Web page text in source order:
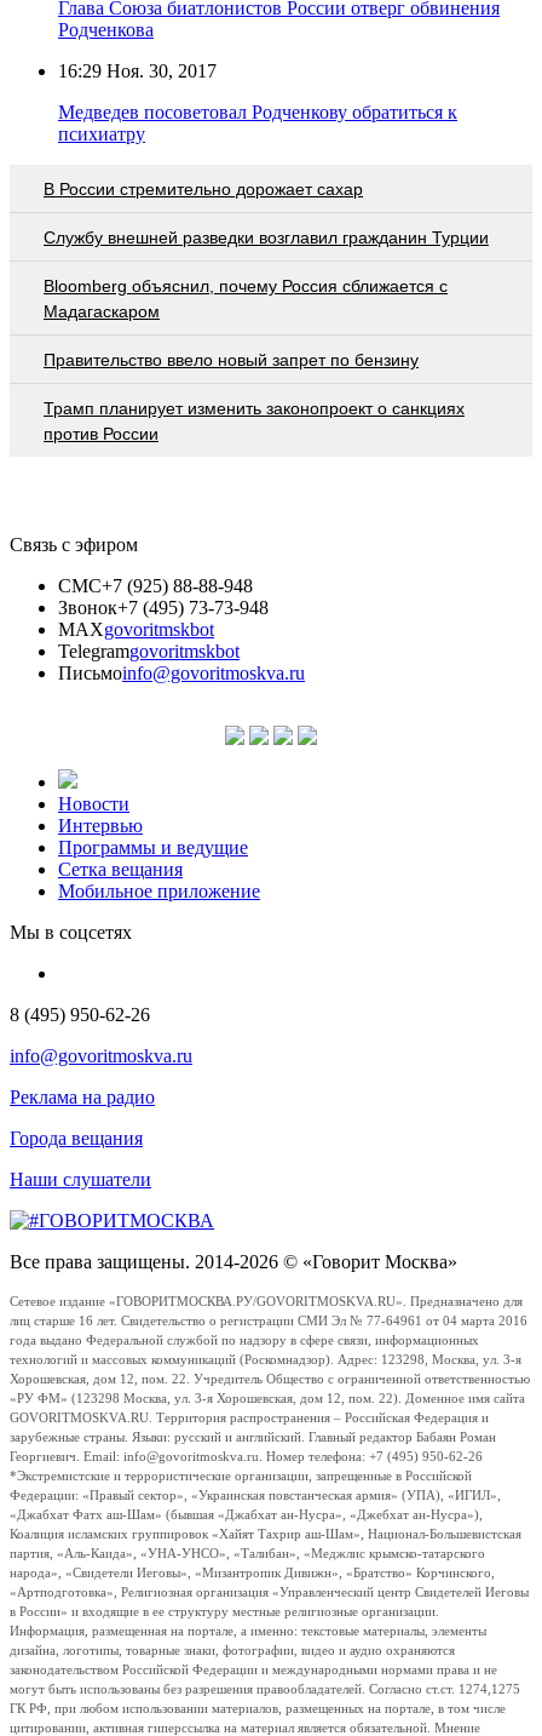
Глава Союза биатлонистов России отверг обвинения
Родченкова
16:29 Ноя. 30, 2017
Медведев посоветовал Родченкову обратиться к
психиатру
В России стремительно дорожает сахар
Службу внешней разведки возглавил гражданин Турции
Bloomberg объяснил, почему Россия сближается с
Мадагаскаром
Правительство ввело новый запрет по бензину
Трамп планирует изменить законопроект о санкциях
против России
Связь с эфиром
СМС+7 (925) 88-88-948
Звонок+7 (495) 73-73-948
MAXgovoritmskbot
Telegramgovoritmskbot
Письмоinfo@govoritmoskva.ru
Новости
Интервью
Программы и ведущие
Сетка вещания
Мобильное приложение
Мы в соцсетях
8 (495) 950-62-26
info@govoritmoskva.ru
Реклама на радио
Города вещания
Наши слушатели
Все права защищены. 2014-2026 © «Говорит Москва»
Сетевое издание «ГОВОРИТМОСКВА.РУ/GOVORITMOSKVA.RU». Предназначено для
лиц старше 16 лет. Свидетельство о регистрации СМИ Эл № 77-64961 от 04 марта 2016
года выдано Федеральной службой по надзору в сфере связи, информационных
технологий и массовых коммуникаций (Роскомнадзор). Адрес: 123298, Москва, ул. 3-я
Хорошевская, дом 12, пом. 22. Учредитель Общество с ограниченной ответственностью
«РУ ФМ» (123298 Москва, ул. 3-я Хорошевская, дом 12, пом. 22). Доменное имя сайта
GOVORITMOSKVA.RU. Территория распространения – Российская Федерация и
зарубежные страны. Языки: русский и английский. Главный редактор Бабаян Роман
Георгиевич. Email: info@govoritmoskva.ru. Номер телефона: +7 (495) 950-62-26
*Экстремистские и террористические организации, запрещенные в Российской
Федерации: «Правый сектор», «Украинская повстанческая армия» (УПА), «ИГИЛ»,
«Джабхат Фатх аш-Шам» (бывшая «Джабхат ан-Нусра», «Джебхат ан-Нусра»),
Коалиция исламских группировок «Хайят Тахрир аш-Шам», Национал-Большевистская
партия, «Аль-Каида», «УНА-УНСО», «Талибан», «Меджлис крымско-татарского
народа», «Свидетели Иеговы», «Мизантропик Дивижн», «Братство» Корчинского,
«Артподготовка», Религиозная организация «Управленческий центр Свидетелей Иеговы
в России» и входящие в ее структуру местные религиозные организации.
Информация, размещенная на портале, а именно: текстовые материалы, элементы
дизайна, логотипы, товарные знаки, фотографии, видео и аудио охраняются
законодательством Российской Федерации и международными нормами права и не
могут быть использованы без разрешения правообладателей. Согласно ст.ст. 1274,1275
ГК РФ, при любом использовании материалов, размещенных на портале, в том числе
цитировании, активная гиперссылка на материал является обязательной. Мнение